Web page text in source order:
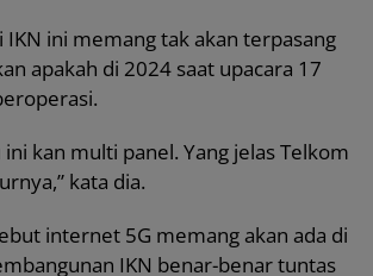
ini memang tak akan terpasang
apakah di 2024 saat upacara 17
kan multi panel. Yang jelas Telkom
kata dia.
internet 5G memang akan ada di
IKN benar-benar tuntas